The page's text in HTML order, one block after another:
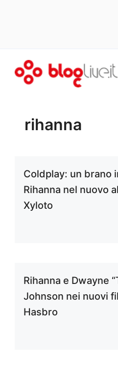
rihanna
Coldplay: un brano
Rihanna nel nuovo
Xyloto
Rihanna e Dwayne
Johnson nei nuovi
Hasbro